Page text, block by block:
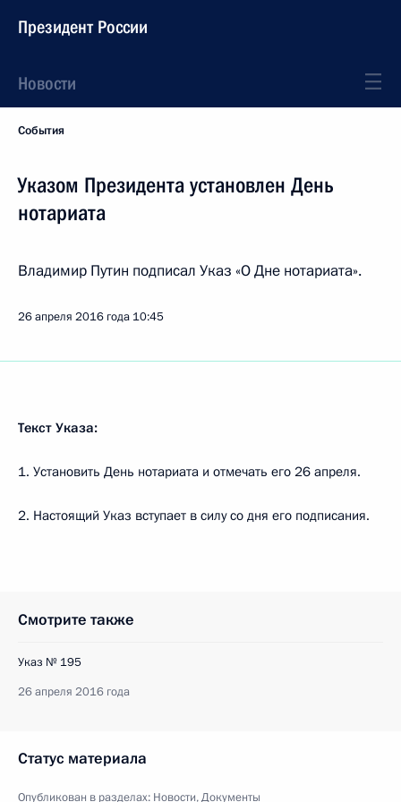
Президент России
Новости
События
Указом Президента установлен День
нотариата
Владимир Путин подписал Указ «О Дне нотариата».
26 апреля 2016 года 10:45
Текст Указа:
1. Установить День нотариата и отмечать его 26 апреля.
2. Настоящий Указ вступает в силу со дня его подписания.
Смотрите также
Указ № 195
26 апреля 2016 года
Статус материала
Опубликован в разделах: Новости,Документы